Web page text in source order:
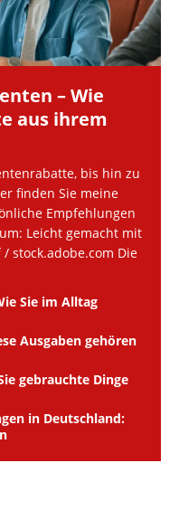
– Wie
aus ihrem
bis hin zu
finden Sie meine
Empfehlungen
Leicht gemacht mit
stock.adobe.com Die
Sie im Alltag
Ausgaben gehören
gebrauchte Dinge
in Deutschland: